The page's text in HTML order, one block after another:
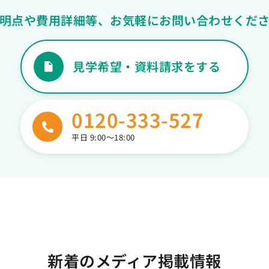
点や費用詳細等、 お気軽にお問い合わせくだ
見学希望・資料請求をする
0120-333-527
平日 9:00〜18:00
新着のメディア掲載情報